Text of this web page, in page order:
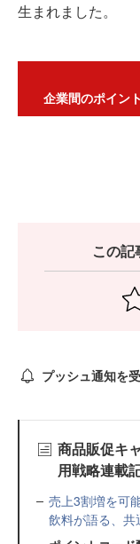
生まれました。
企業間のポイン
この記
プッシュ通知を
商品販促キ
用戦略連載
売上3割増を可
飲料が語る、